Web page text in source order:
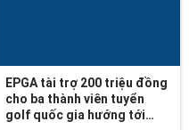
EPGA tài trợ 200 triệu đồng
cho ba thành viên tuyển
golf quốc gia hướng tới